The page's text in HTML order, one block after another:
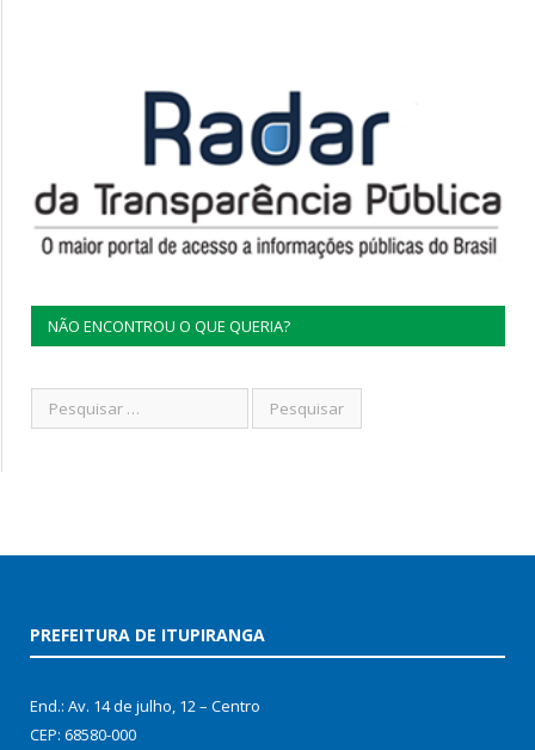
NÃO ENCONTROU O QUE QUERIA?
PREFEITURA DE ITUPIRANGA
End.: Av. 14 de julho, 12 – Centro
CEP: 68580-000